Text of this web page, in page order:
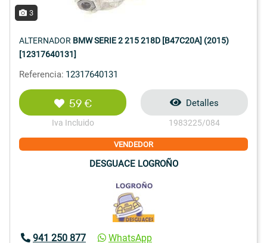
3
ALTERNADOR BMW SERIE 2 215 218D [B47C20A] (2015)
[12317640131]
Referencia: 12317640131
59 €
Iva Incluido
Detalles
1983225/084
VENDEDOR
DESGUACE LOGROÑO
941 250 877
WhatsApp